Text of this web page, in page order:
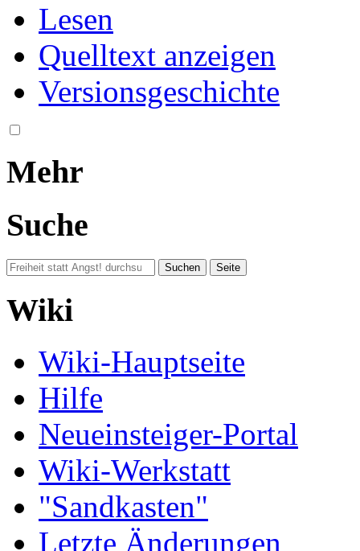
Lesen
Quelltext anzeigen
Versionsgeschichte
Mehr
Suche
Wiki
Wiki-Hauptseite
Hilfe
Neueinsteiger-Portal
Wiki-Werkstatt
"Sandkasten"
Letzte Änderungen